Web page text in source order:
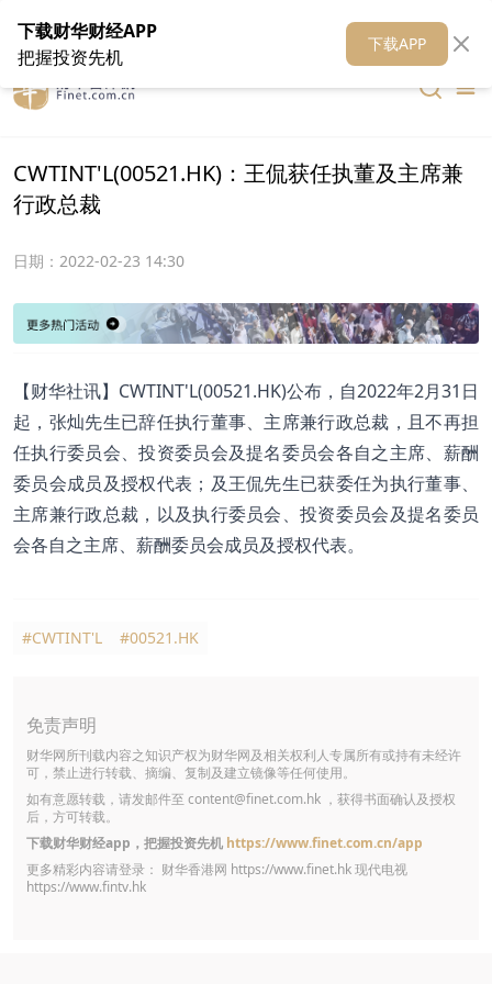
在线客服 关于我们 财华媒体矩阵 财华智库
CWTINT'L(00521.HK)：王侃获任执董及主席兼
行政总裁
日期： 2022-02-23 14:30
【财华社讯】CWTINT'L(00521.HK)公布，自2022年2月31日
起，张灿先生已辞任执行董事、主席兼行政总裁，且不再担
任执行委员会、投资委员会及提名委员会各自之主席、薪酬
委员会成员及授权代表；及王侃先生已获委任为执行董事、
主席兼行政总裁，以及执行委员会、投资委员会及提名委员
会各自之主席、薪酬委员会成员及授权代表。
#CWTINT'L #00521.HK
免责声明
财华网所刊载内容之知识产权为财华网及相关权利人专属所有或持有未经许
可，禁止进行转载、摘编、复制及建立镜像等任何使用。
如有意愿转载，请发邮件至 content@finet.com.hk ，获得书面确认及授权
后，方可转载。
下载财华财经app，把握投资先机 https://www.finet.com.cn/app
更多精彩内容请登录： 财华香港网 https://www.finet.hk现代电视
https://www.fintv.hk
下载财华财经APP
把握投资先机
下载APP